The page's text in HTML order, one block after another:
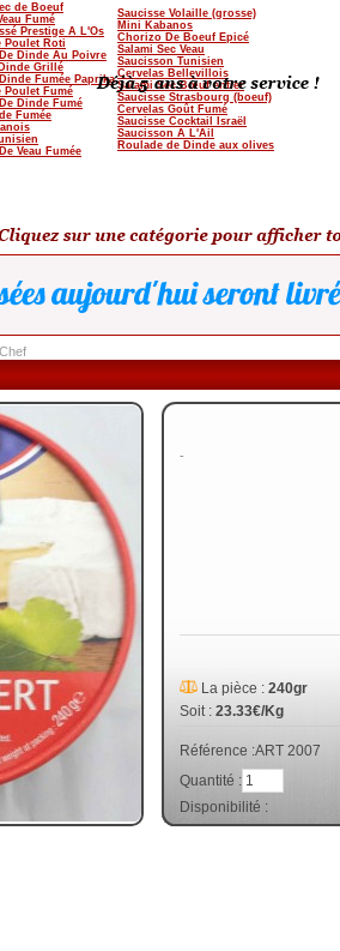
de Boeuf
Fumé
Prestige A L'Os
Poulet Roti
Dinde Au Poivre
Grillé
Fumée Paprika
Poulet Fumé
Dinde Fumé
Fumée
Veau Fumée
Saucisse Volaille (grosse)
Mini Kabanos
Chorizo De Boeuf Epicé
Salami Sec Veau
Saucisson Tunisien
Cervelas Bellevillois
Salami Sec Bœuf entier
Saucisse Strasbourg (boeuf)
Cervelas Goût Fumé
Saucisse Cocktail Israël
Saucisson A L'Ail
Roulade de Dinde aux olives
-
La pièce : 240gr
Soit : 23.33€/Kg
Référence :ART 2007
Quantité :
Disponibilité :